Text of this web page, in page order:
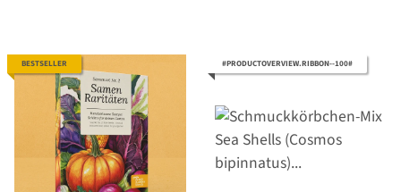
BESTSELLER #PRODUCTOVERVIEW.RIBBON--100#